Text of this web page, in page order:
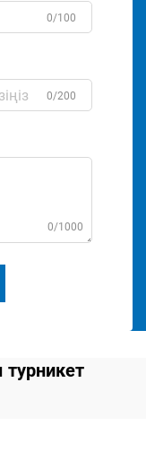
0/100
0/200
0/1000